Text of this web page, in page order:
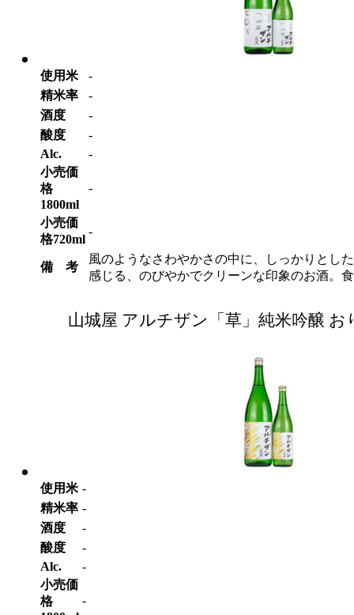
使用米
-
精米率
-
酒度
-
酸度
-
Alc.
-
小売価
格
1800ml
-
小売価
格720ml
-
備 考
風のようなさわやかさの中に、しっかりとし
感じる、のびやかでクリーンな印象のお酒。
山城屋 アルチザン「草」純米吟醸 お
使用米 -
精米率 -
酒度
-
酸度
-
Alc.
-
小売価
格
-